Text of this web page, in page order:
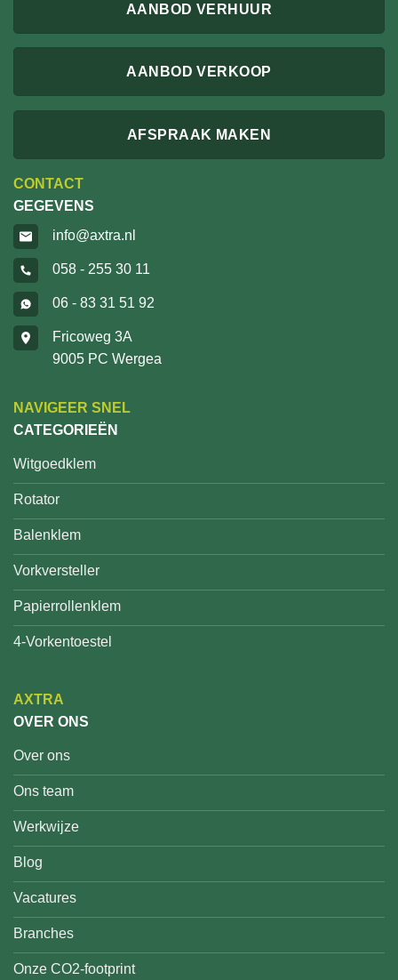
AANBOD VERHUUR
AANBOD VERKOOP
AFSPRAAK MAKEN
CONTACT
GEGEVENS
info@axtra.nl
058 - 255 30 11
06 - 83 31 51 92
Fricoweg 3A
9005 PC Wergea
NAVIGEER SNEL
CATEGORIEËN
Witgoedklem
Rotator
Balenklem
Vorkversteller
Papierrollenklem
4-Vorkentoestel
AXTRA
OVER ONS
Over ons
Ons team
Werkwijze
Blog
Vacatures
Branches
Onze CO2-footprint